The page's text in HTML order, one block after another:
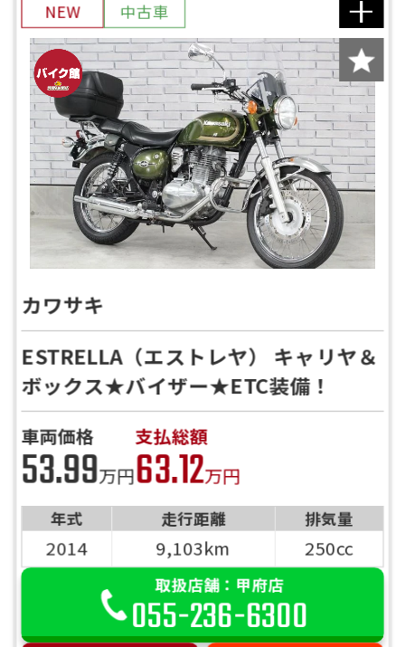
NEW 中古車
カワサキ
ESTRELLA（エストレヤ） キャリヤ＆
ボックス★バイザー★ETC装備！
車両価格
53.99万円
支払総額
63.12万円
年式 走行距離 排気量
2014 9,103km 250cc
取扱店舗：甲府店
055-236-6300